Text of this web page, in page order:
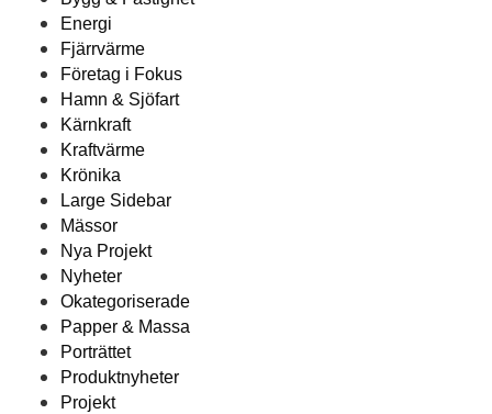
Energi
Fjärrvärme
Företag i Fokus
Hamn & Sjöfart
Kärnkraft
Kraftvärme
Krönika
Large Sidebar
Mässor
Nya Projekt
Nyheter
Okategoriserade
Papper & Massa
Porträttet
Produktnyheter
Projekt